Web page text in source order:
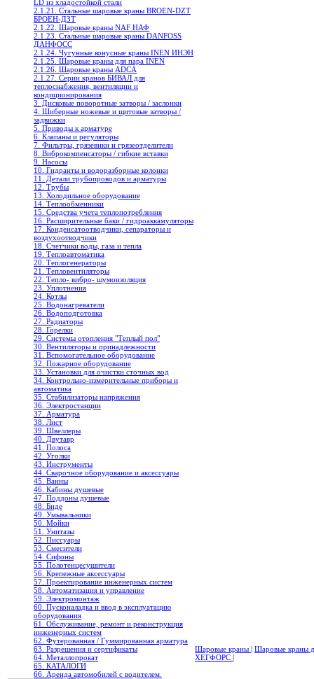
LD из хладостойкой стали
2.1.21. Стальные шаровые краны BROEN-DZT
БРОЕН-ДЗТ
2.1.22. Шаровые краны NAF НАФ
2.1.23. Стальные шаровые краны DANFOSS
ДАНФОСС
2.1.24. Чугунные конусные краны INEN ИНЭН
2.1.25. Шаровые краны для пара INEN
2.1.26. Шаровые краны ADCA
2.1.27. Серии кранов БИВАЛ для
теплоснабжения, вентиляции и
кондиционирования
3. Дисковые поворотные затворы / заслонки
4. Шиберные ножевые и щитовые затворы /
задвижки
5. Приводы к арматуре
6. Клапаны и регуляторы
7. Фильтры, грязевики и грязеотделители
8. Виброкомпенсаторы / гибкие вставки
9. Насосы
10. Гидранты и водоразборные колонки
11. Детали трубопроводов и арматуры
12. Трубы
13. Холодильное oборудование
14. Теплообменники
15. Средства учета теплопотребления
16. Расширительные баки / гидроаккамуляторы
17. Конденсатоотводчики, сепараторы и
воздухоотводчики
18. Счетчики воды, газа и тепла
19. Теплоавтоматика
20. Теплогенераторы
21. Тепловентиляторы
22. Тепло- вибро- шумоизоляция
23. Уплотнения
24. Котлы
25. Водонагреватели
26. Водоподготовка
27. Радиаторы
28. Горелки
29. Системы отопления "Теплый пол"
30. Вентиляторы и принадлежности
31. Вспомогательное оборудование
32. Пожарное оборудование
33. Установки для очистки сточных вод
34. Контрольно-измерительные приборы и
автоматика
35. Стабилизаторы напряжения
36. Электростанции
37. Арматура
38. Лист
39. Швеллеры
40. Двутавр
41. Полоса
42. Уголки
43. Инструменты
44. Сварочное оборудование и аксессуары
45. Ванны
46. Кабины душевые
47. Поддоны душевые
48. Биде
49. Умывальники
50. Мойки
51. Унитазы
52. Писсуары
53. Смесители
54. Сифоны
55. Полотенцесушители
56. Крепежные аксессуары
57. Проектирование инженерных систем
58. Автоматизация и управление
59. Электромонтаж
60. Пусконаладка и ввод в эксплуатацию
оборудования
61. Обслуживание, ремонт и реконструкция
инженерных систем
62. Футерованная / Гуммированная арматура
63. Разрешения и сертификаты
64. Металлопрокат
65. КАТАЛОГИ
66. Аренда автомобилей с водителем.
Шаровые краны | Шаровые краны
ХЕГФОРС |